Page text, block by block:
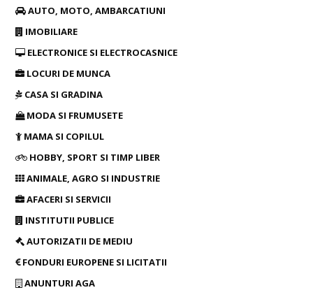
AUTO, MOTO, AMBARCATIUNI
IMOBILIARE
ELECTRONICE SI ELECTROCASNICE
LOCURI DE MUNCA
CASA SI GRADINA
MODA SI FRUMUSETE
MAMA SI COPILUL
HOBBY, SPORT SI TIMP LIBER
ANIMALE, AGRO SI INDUSTRIE
AFACERI SI SERVICII
INSTITUTII PUBLICE
AUTORIZATII DE MEDIU
FONDURI EUROPENE SI LICITATII
ANUNTURI AGA